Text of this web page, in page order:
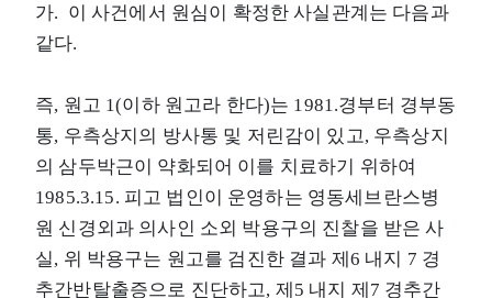
가. 이 사건에서 원심이 확정한 사실관계는 다음과
같다.
즉, 원고 1(이하 원고라 한다)는 1981.경부터 경부동
통, 우측상지의 방사통 및 저린감이 있고, 우측상지
의 삼두박근이 약화되어 이를 치료하기 위하여
1985.3.15. 피고 법인이 운영하는 영동세브란스병
원 신경외과 의사인 소외 박용구의 진찰을 받은 사
실, 위 박용구는 원고를 검진한 결과 제6 내지 7 경
추간반탈출증으로 진단하고, 제5 내지 제7 경추간